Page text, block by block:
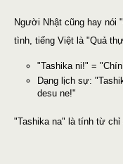
Người Nhật cũng hay nói
tình, tiếng Việt là "Quả
"Tashika ni!" =
Dạng lịch sự:
desu ne!"
"Tashika na" là tính từ